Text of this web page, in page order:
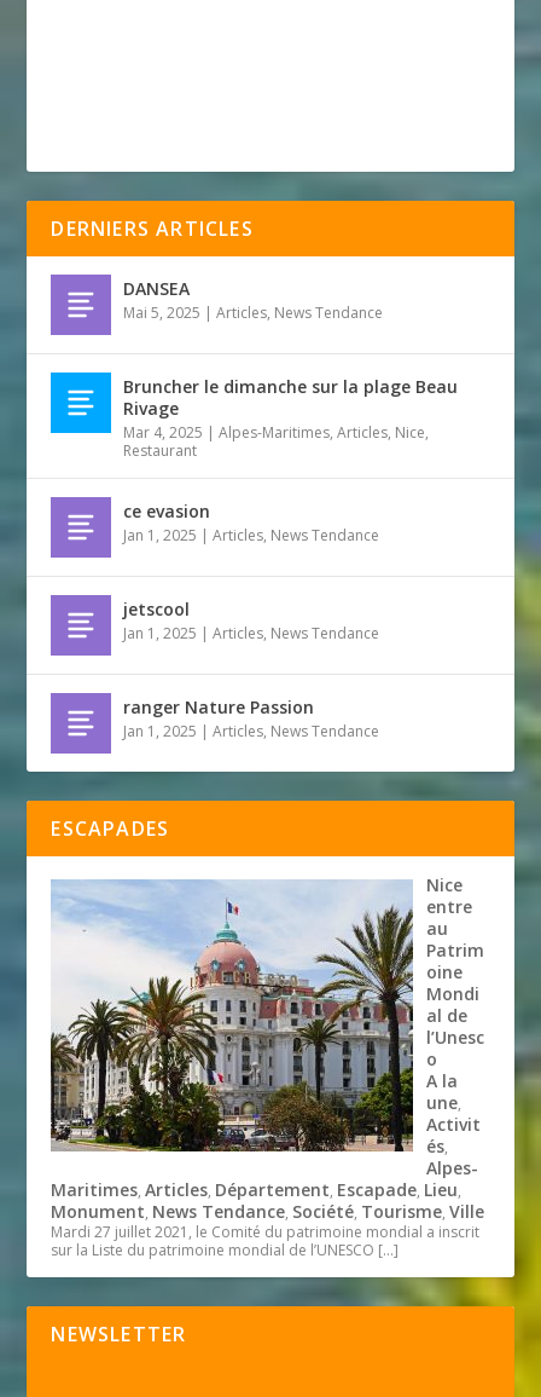
DERNIERS ARTICLES
DANSEA
Mai 5, 2025 |Articles, News Tendance
Bruncher le dimanche sur la plage Beau
Rivage
Mar 4, 2025 |Alpes-Maritimes,Articles, Nice,
Restaurant
ce evasion
Jan 1, 2025 |Articles, News Tendance
jetscool
Jan 1, 2025 |Articles, News Tendance
ranger Nature Passion
Jan 1, 2025 |Articles, News Tendance
ESCAPADES
Nice
entre
au
Patrim
oine
Mondi
al de
l’Unesc
o
A la
une,
Activit
és,
Alpes-
Maritimes,Articles, Département, Escapade, Lieu,
Monument, News Tendance, Société, Tourisme,Ville
Mardi 27 juillet 2021, le Comité du patrimoine mondial a inscrit
sur la Liste du patrimoine mondial de l’UNESCO […]
NEWSLETTER